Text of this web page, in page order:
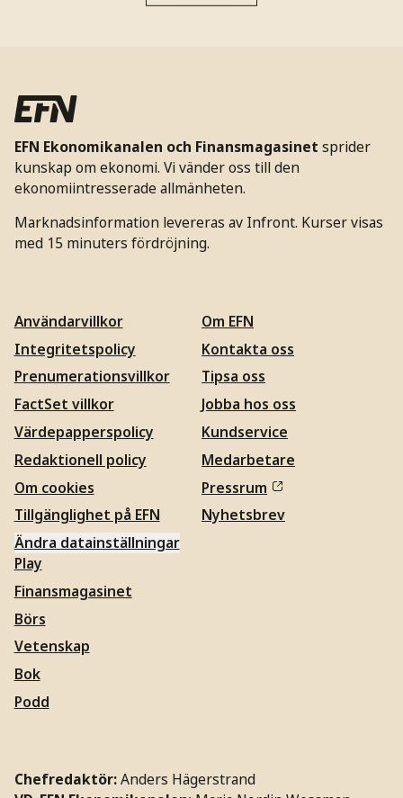
EFN Ekonomikanalen och Finansmagasinet sprider
kunskap om ekonomi. Vi vänder oss till den
ekonomiintresserade allmänheten.
Marknadsinformation levereras av Infront. Kurser visas
med 15 minuters fördröjning.
Användarvillkor
Integritetspolicy
Prenumerationsvillkor
FactSet villkor
Värdepapperspolicy
Redaktionell policy
Om cookies
Tillgänglighet på EFN
Ändra datainställningar
Om EFN
Kontakta oss
Tipsa oss
Jobba hos oss
Kundservice
Medarbetare
Pressrum
Nyhetsbrev
Play
Finansmagasinet
Börs
Vetenskap
Bok
Podd
Chefredaktör:Anders Hägerstrand